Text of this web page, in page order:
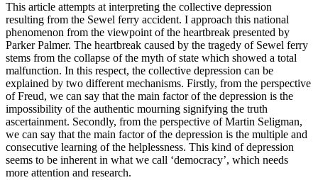
This article attempts at interpreting the collective depression
resulting from the Sewel ferry accident. I approach this national
phenomenon from the viewpoint of the heartbreak presented by
Parker Palmer. The heartbreak caused by the tragedy of Sewel ferry
stems from the collapse of the myth of state which showed a total
malfunction. In this respect, the collective depression can be
explained by two different mechanisms. Firstly, from the perspective
of Freud, we can say that the main factor of the depression is the
impossibility of the authentic mourning signifying the truth
ascertainment. Secondly, from the perspective of Martin Seligman,
we can say that the main factor of the depression is the multiple and
consecutive learning of the helplessness. This kind of depression
seems to be inherent in what we call ‘democracy’, which needs
more attention and research.